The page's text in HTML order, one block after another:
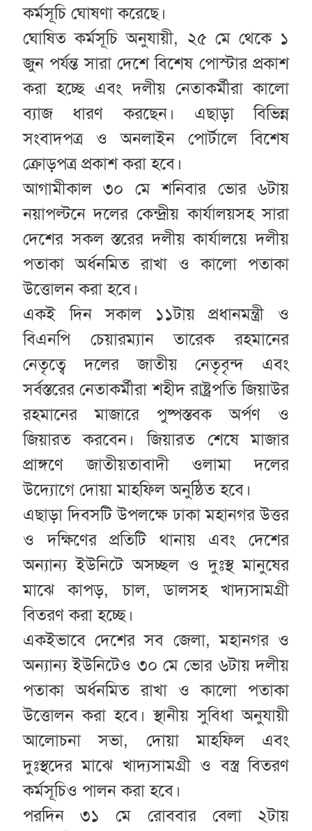
কর্মসূচি ঘোষণা করেছে।
ঘোষিত কর্মসূচি অনুযায়ী, ২৫ মে থেকে ১
জুন পর্যন্ত সারা দেশে বিশেষ পোস্টার প্রকাশ
করা হচ্ছে এবং দলীয় নেতাকর্মীরা কালো
ব্যাজ ধারণ করছেন। এছাড়া বিভিন্ন
সংবাদপত্র ও অনলাইন পোর্টালে বিশেষ
ক্রোড়পত্র প্রকাশ করা হবে।
আগামীকাল ৩০ মে শনিবার ভোর ৬টায়
নয়াপল্টনে দলের কেন্দ্রীয় কার্যালয়সহ সারা
দেশের সকল স্তরের দলীয় কার্যালয়ে দলীয়
পতাকা অর্ধনমিত রাখা ও কালো পতাকা
উত্তোলন করা হবে।
একই দিন সকাল ১১টায় প্রধানমন্ত্রী ও
বিএনপি চেয়ারম্যান তারেক রহমানের
নেতৃত্বে দলের জাতীয় নেতৃবৃন্দ এবং
সর্বস্তরের নেতাকর্মীরা শহীদ রাষ্ট্রপতি জিয়াউর
রহমানের মাজারে পুষ্পস্তবক অর্পণ ও
জিয়ারত করবেন। জিয়ারত শেষে মাজার
প্রাঙ্গণে জাতীয়তাবাদী ওলামা দলের
উদ্যোগে দোয়া মাহফিল অনুষ্ঠিত হবে।
এছাড়া দিবসটি উপলক্ষে ঢাকা মহানগর উত্তর
ও দক্ষিণের প্রতিটি থানায় এবং দেশের
অন্যান্য ইউনিটে অসচ্ছল ও দুঃস্থ মানুষের
মাঝে কাপড়, চাল, ডালসহ খাদ্যসামগ্রী
বিতরণ করা হচ্ছে।
একইভাবে দেশের সব জেলা, মহানগর ও
অন্যান্য ইউনিটেও ৩০ মে ভোর ৬টায় দলীয়
পতাকা অর্ধনমিত রাখা ও কালো পতাকা
উত্তোলন করা হবে। স্থানীয় সুবিধা অনুযায়ী
আলোচনা সভা, দোয়া মাহফিল এবং
দুঃস্থদের মাঝে খাদ্যসামগ্রী ও বস্ত্র বিতরণ
কর্মসূচিও পালন করা হবে।
পরদিন ৩১ মে রোববার বেলা ২টায়